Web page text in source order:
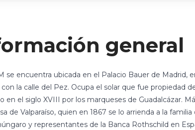
general
se encuentra ubicada en el Palacio Bauer de Madrid,
con la calle del Pez. Ocupa el solar que fue propiedad
en el siglo XVIII por los marqueses de Guadalcázar.
de Valparaíso, quien en 1867 se lo arrienda a la
y representantes de la Banca Rothschild en